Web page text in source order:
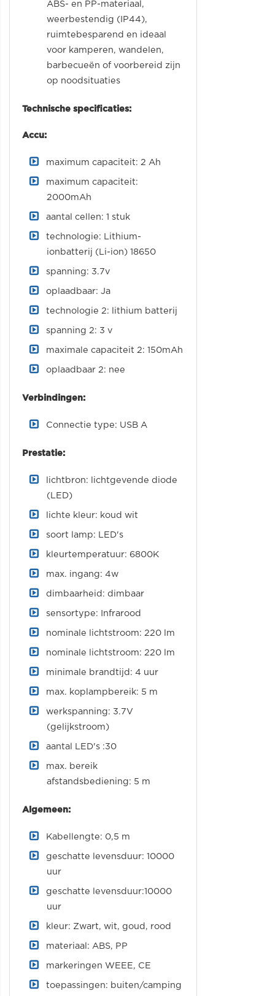
ABS- en PP-materiaal,
weerbestendig (IP44),
ruimtebesparend en ideaal
voor kamperen, wandelen,
barbecueën of voorbereid zijn
op noodsituaties
Technische specificaties:
Accu:
maximum capaciteit: 2 Ah
maximum capaciteit:
2000mAh
aantal cellen: 1 stuk
technologie: Lithium-
ionbatterij (Li-ion) 18650
spanning: 3.7v
oplaadbaar: Ja
technologie 2: lithium batterij
spanning 2: 3 v
maximale capaciteit 2: 150mAh
oplaadbaar 2: nee
Verbindingen:
Connectie type: USB A
Prestatie:
lichtbron: lichtgevende diode
(LED)
lichte kleur: koud wit
soort lamp: LED's
kleurtemperatuur: 6800K
max. ingang: 4w
dimbaarheid: dimbaar
sensortype: Infrarood
nominale lichtstroom: 220 lm
nominale lichtstroom: 220 lm
minimale brandtijd: 4 uur
max. koplampbereik: 5 m
werkspanning: 3.7V
(gelijkstroom)
aantal LED's :30
max. bereik
afstandsbediening: 5 m
Algemeen:
Kabellengte: 0,5 m
geschatte levensduur: 10000
uur
geschatte levensduur:10000
uur
kleur: Zwart, wit, goud, rood
materiaal: ABS, PP
markeringen WEEE, CE
toepassingen: buiten/camping